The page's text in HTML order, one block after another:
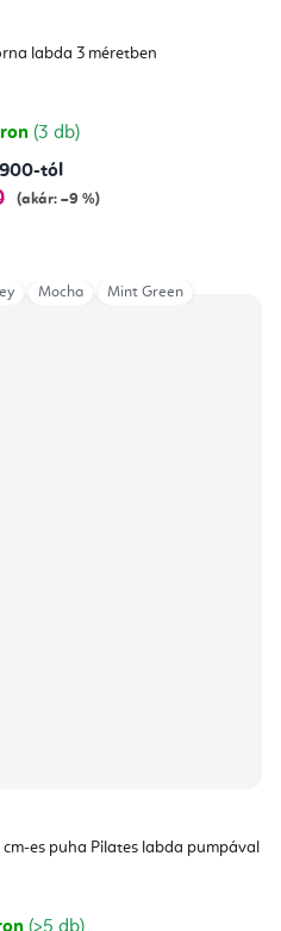
labda 3 méretben
(3 db)
tól
(akár: –9 %)
es puha Pilates labda pumpával
Mocha Mint Green